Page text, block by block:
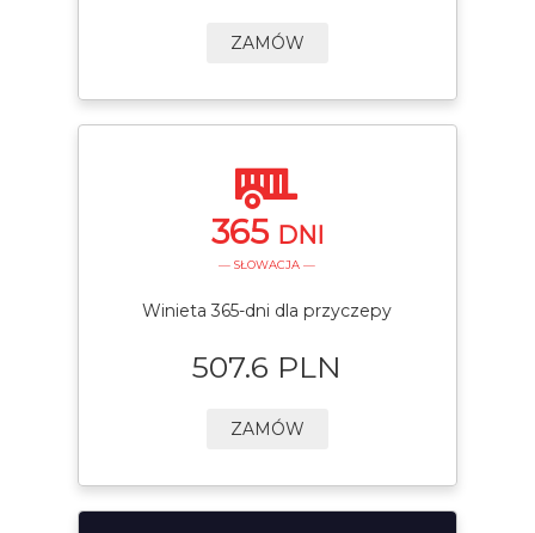
ZAMÓW
365 DNI
— SŁOWACJA —
Winieta 365-dni dla przyczepy
507.6 PLN
ZAMÓW